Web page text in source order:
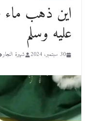
اين ذهب ماء
عليه وسلم
30 سبتمبر، 2024 شهيرة النجار